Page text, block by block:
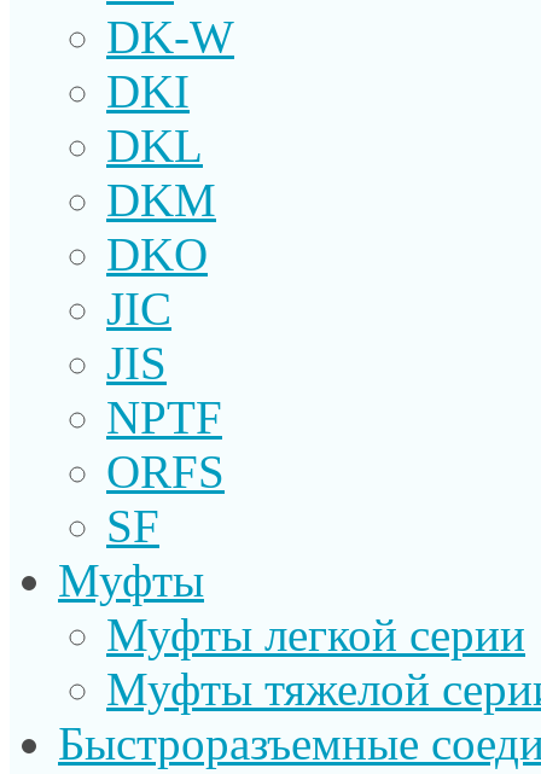
DK-W
DKI
DKL
DKM
DKO
JIC
JIS
NPTF
ORFS
SF
Муфты
Муфты легкой серии
Муфты тяжелой
Быстроразъемные